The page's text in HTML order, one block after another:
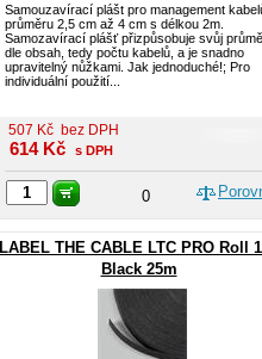
Samouzavírací plášt pro management
průměru 2,5 cm až 4 cm s délkou 2m.
Samozavírací plášť přizpůsobuje svůj
dle obsah, tedy počtu kabelů, a je snadno
upravitelný nůžkami. Jak jednoduché!; Pro
individuální použití...
507 Kč bez DPH
614 Kč s DPH
0
LABEL THE CABLE LTC PRO Roll
Black 25m